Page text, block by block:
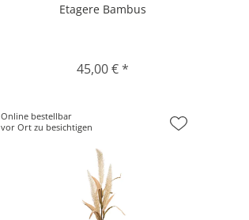
Etagere Bambus
45,00 € *
Online bestellbar
vor Ort zu besichtigen